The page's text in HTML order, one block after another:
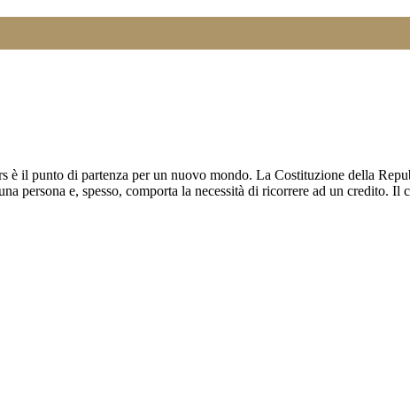
è il punto di partenza per un nuovo mondo. La Costituzione della
persona e, spesso, comporta la necessità di ricorrere ad un